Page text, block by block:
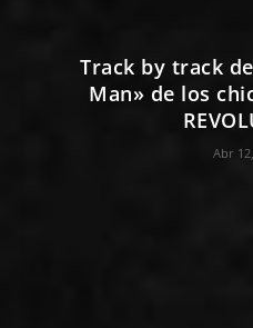
Track by track
Man» de los
Abr